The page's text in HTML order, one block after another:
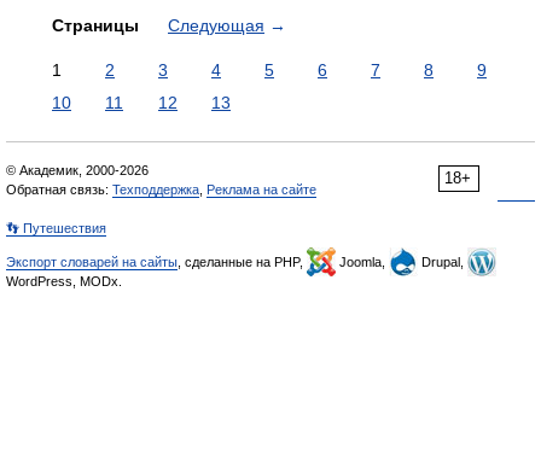
Страницы Следующая →
1 2 3 4 5 6 7 8
9
10
11 12 13
18+
© Академик, 2000-2026
Обратная связь: Техподдержка Реклама на сайте
👣 Путешествия
Экспорт словарей на сайты , сделанные на PHP, Joomla,
Drupal,
WordPress, MODx.